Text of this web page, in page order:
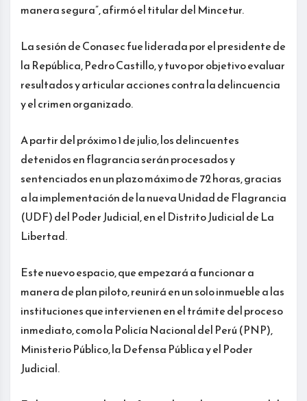
manera segura”, afirmó el titular del Mincetur.
La sesión de Conasec fue liderada por el presidente de
la República, Pedro Castillo, y tuvo por objetivo evaluar
resultados y articular acciones contra la delincuencia
y el crimen organizado.
A partir del próximo 1 de julio, los delincuentes
detenidos en flagrancia serán procesados y
sentenciados en un plazo máximo de 72 horas, gracias
a la implementación de la nueva Unidad de Flagrancia
(UDF) del Poder Judicial, en el Distrito Judicial de La
Libertad.
Este nuevo espacio, que empezará a funcionar a
manera de plan piloto, reunirá en un solo inmueble a las
instituciones que intervienen en el trámite del proceso
inmediato, como la Policía Nacional del Perú (PNP),
Ministerio Público, la Defensa Pública y el Poder
Judicial.